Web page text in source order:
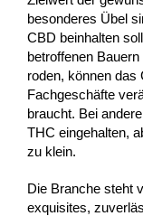
besonderes Übel
CBD beinhalten
betroffenen
roden, können das
Fachgeschäfte
braucht. Bei
THC eingehalten,
zu klein.
Die Branche steht
exquisites,